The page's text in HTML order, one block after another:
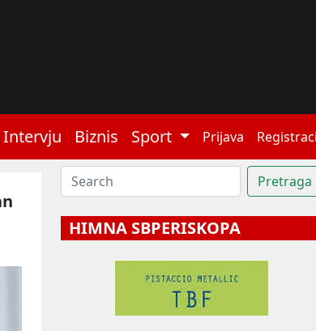
Intervju Biznis Sport Prijava
HIMNA SBPERISKOPA